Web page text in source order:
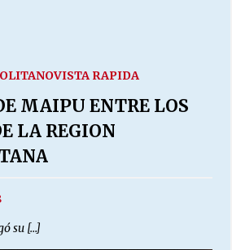
VISTA RAPIDA
MAIPU ENTRE LOS
LA REGION
su […]